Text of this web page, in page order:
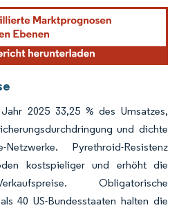
2025 33,25 % des Umsatzes,
und dichte
Netzwerke. Pyrethroid-Resistenz
kostspieliger und erhöht die
Obligatorische
40 US-Bundesstaaten halten die